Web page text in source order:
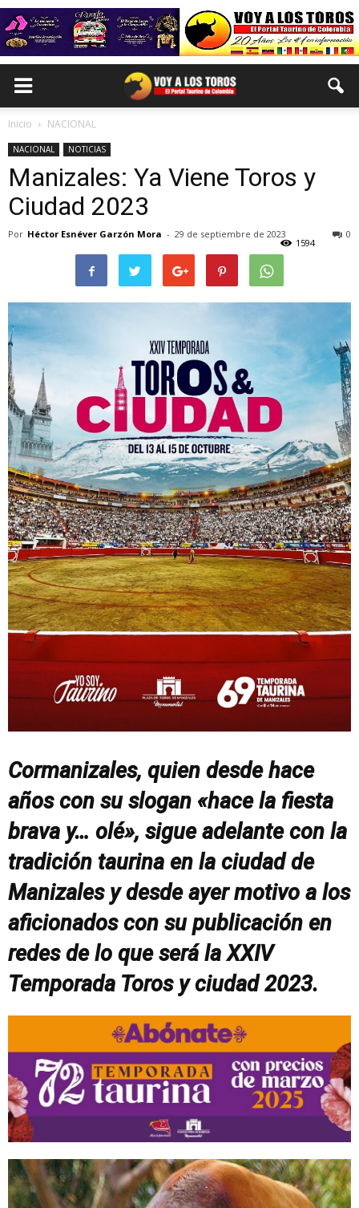
Inicio NACIONAL
NACIONAL NOTICIAS
Manizales: Ya Viene Toros y
Ciudad 2023
Por Héctor Esnéver Garzón Mora - 29 de septiembre de 2023 0
1594
Cormanizales, quien desde hace
años con su slogan «hace la fiesta
brava y… olé», sigue adelante con la
tradición taurina en la ciudad de
Manizales y desde ayer motivo a los
aficionados con su publicación en
redes de lo que será la XXIV
Temporada Toros y ciudad 2023.